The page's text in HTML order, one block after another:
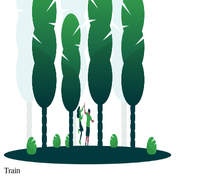
Train